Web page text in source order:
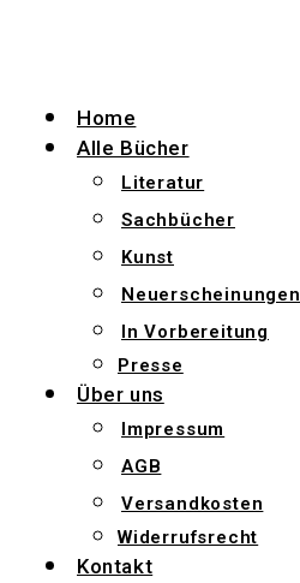
Home
Alle Bücher
Literatur
Sachbücher
Kunst
Neuerscheinungen
In Vorbereitung
Presse
Über uns
Impressum
AGB
Versandkosten
Widerrufsrecht
Kontakt